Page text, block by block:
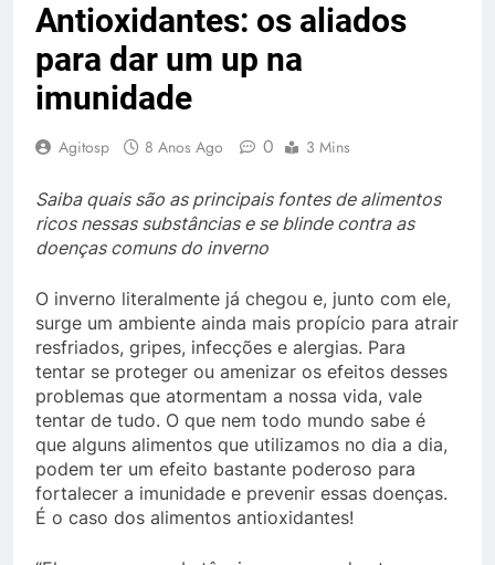
Antioxidantes: os aliados
para dar um up na
imunidade
Agitosp 8 Anos Ago 0 3 Mins
Saiba quais são as principais fontes de alimentos
ricos nessas substâncias e se blinde contra as
doenças comuns do inverno
O inverno literalmente já chegou e, junto com ele,
surge um ambiente ainda mais propício para atrair
resfriados, gripes, infecções e alergias. Para
tentar se proteger ou amenizar os efeitos desses
problemas que atormentam a nossa vida, vale
tentar de tudo. O que nem todo mundo sabe é
que alguns alimentos que utilizamos no dia a dia,
podem ter um efeito bastante poderoso para
fortalecer a imunidade e prevenir essas doenças.
É o caso dos alimentos antioxidantes!